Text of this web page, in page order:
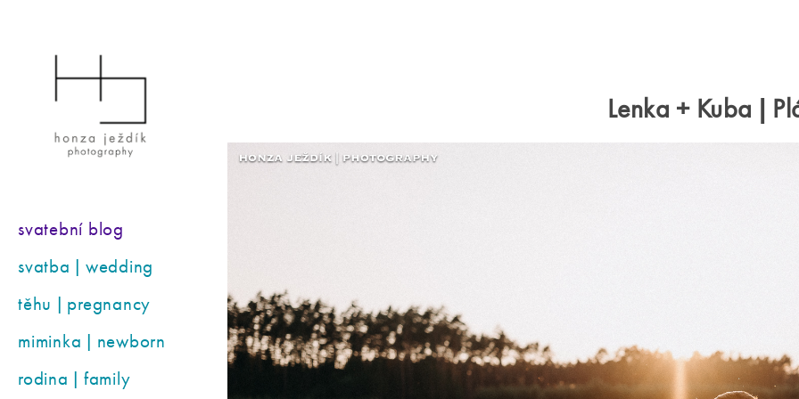
svatební blog
svatba | wedding
těhu | pregnancy
miminka | newborn
rodina | family
Lenka + Kuba |